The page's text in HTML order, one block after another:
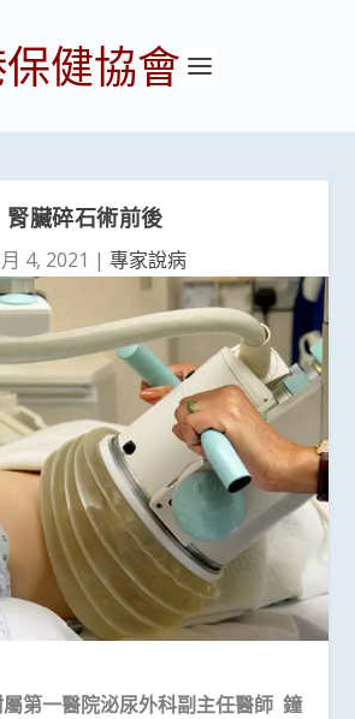
健協會
腎臟碎石術前後
4, 2021 | 專家說病
第一醫院泌尿外科副主任醫師 鐘